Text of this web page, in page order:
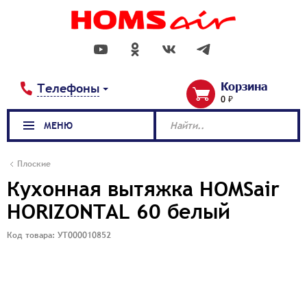
Телефоны Корзина
0 ₽
Плоские
Кухонная вытяжка HOMSair
HORIZONTAL 60 белый
Код товара: УТ000010852
МЕНЮ Найти..